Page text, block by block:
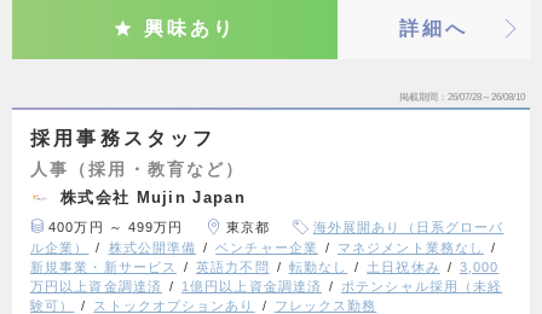
興味あり 詳細へ
掲載期間 26/07/28～26/08/10
採用事務スタッフ
人事（採用・教育など）
株式会社 Mujin Japan
400万円 ～ 499万円 東京都
海外展開あり（日系グローバ
ル企業）
株式公開準備 ベンチャー企業
マネジメント業務なし
新規事業・新サービス
英語力不問 転勤なし 土日祝休み
3,000
万円以上資金調達済
1億円以上資金調達済
ポテンシャル採用（未経
験可）
ストックオプションあり フレックス勤務